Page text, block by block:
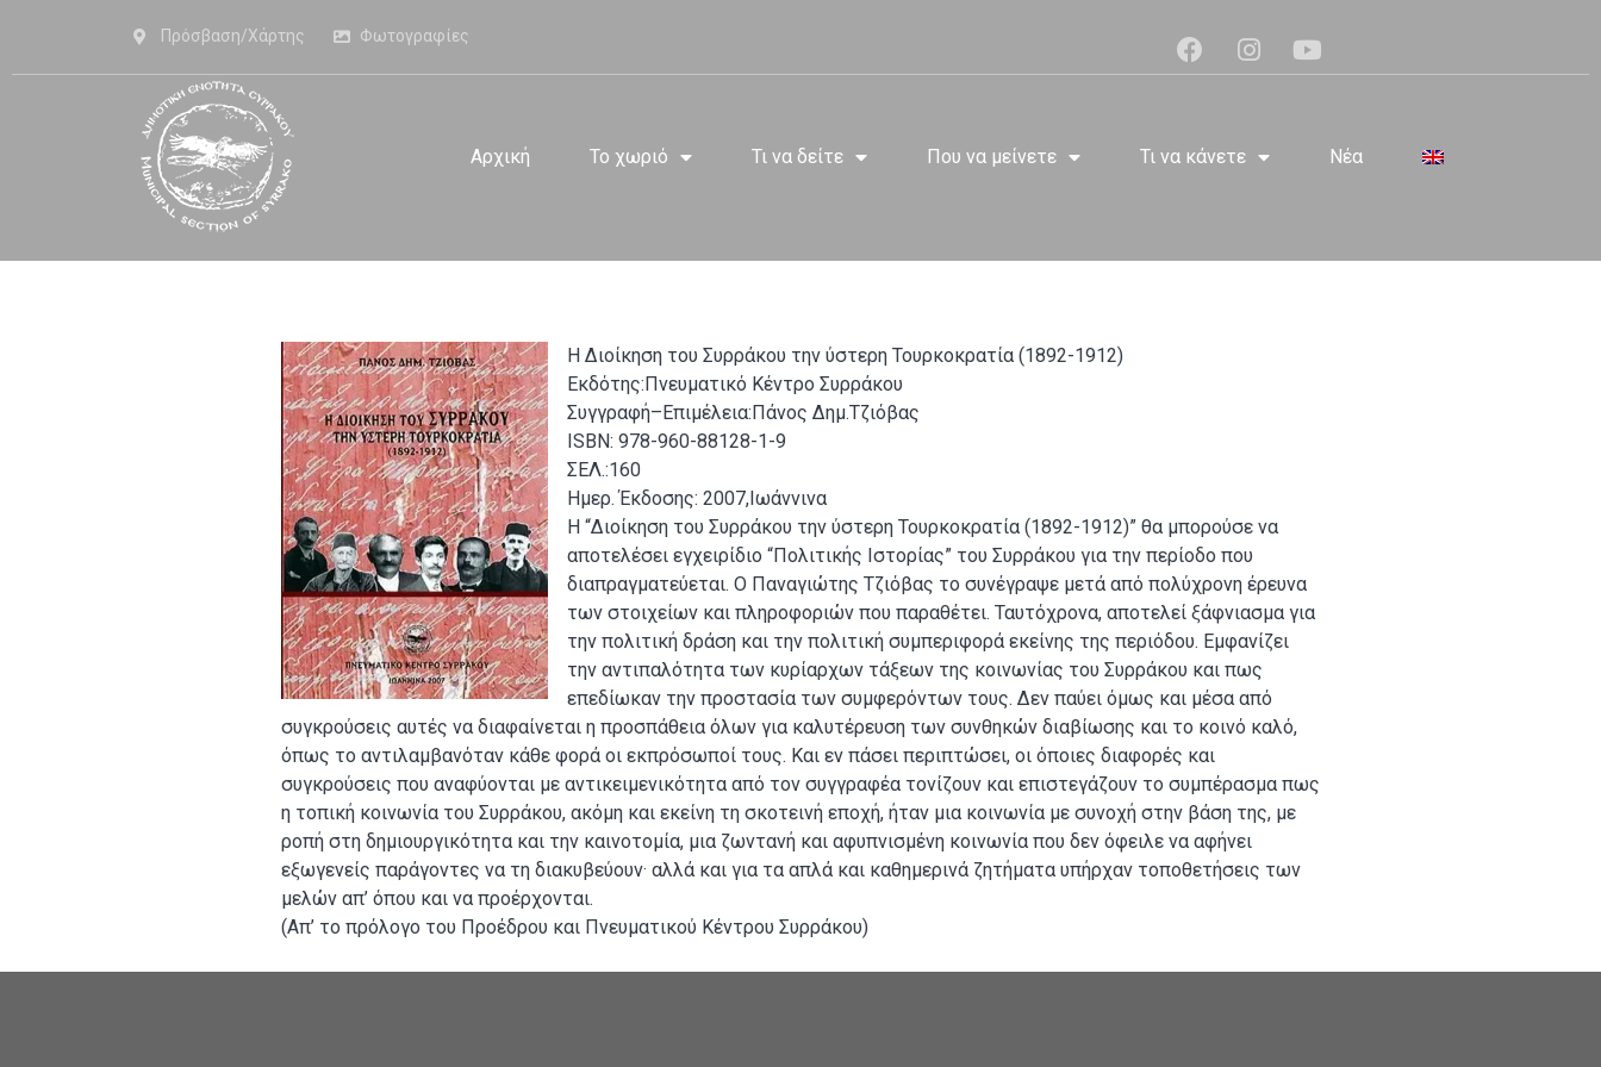
Πρόσβαση/Χάρτης Φωτογραφίες
Αρχική Το χωριό Τι να δείτε Που να μείνετε Τι να κάνετε Νέα
Η Διοίκηση του Συρράκου την ύστερη Τουρκοκρατία (1892-1912)
Εκδότης:Πνευματικό Κέντρο Συρράκου
Συγγραφή–Επιμέλεια:Πάνος Δημ.Τζιόβας
ISBN: 978-960-88128-1-9
ΣΕΛ.:160
Ημερ. Έκδοσης: 2007,Ιωάννινα
Η “Διοίκηση του Συρράκου την ύστερη Τουρκοκρατία (1892-1912)” θα μπορούσε να
αποτελέσει εγχειρίδιο “Πολιτικής Ιστορίας” του Συρράκου για την περίοδο που
διαπραγματεύεται. Ο Παναγιώτης Τζιόβας το συνέγραψε μετά από πολύχρονη έρευνα
των στοιχείων και πληροφοριών που παραθέτει. Ταυτόχρονα, αποτελεί ξάφνιασμα για
την πολιτική δράση και την πολιτική συμπεριφορά εκείνης της περιόδου. Εμφανίζει
την αντιπαλότητα των κυρίαρχων τάξεων της κοινωνίας του Συρράκου και πως
επεδίωκαν την προστασία των συμφερόντων τους. Δεν παύει όμως και μέσα από
συγκρούσεις αυτές να διαφαίνεται η προσπάθεια όλων για καλυτέρευση των συνθηκών διαβίωσης και το κοινό καλό,
όπως το αντιλαμβανόταν κάθε φορά οι εκπρόσωποί τους. Και εν πάσει περιπτώσει, οι όποιες διαφορές και
συγκρούσεις που αναφύονται με αντικειμενικότητα από τον συγγραφέα τονίζουν και επιστεγάζουν το συμπέρασμα πως
η τοπική κοινωνία του Συρράκου, ακόμη και εκείνη τη σκοτεινή εποχή, ήταν μια κοινωνία με συνοχή στην βάση της, με
ροπή στη δημιουργικότητα και την καινοτομία, μια ζωντανή και αφυπνισμένη κοινωνία που δεν όφειλε να αφήνει
εξωγενείς παράγοντες να τη διακυβεύουν· αλλά και για τα απλά και καθημερινά ζητήματα υπήρχαν τοποθετήσεις των
μελών απ’ όπου και να προέρχονται.
(Απ’ το πρόλογο του Προέδρου και Πνευματικού Κέντρου Συρράκου)